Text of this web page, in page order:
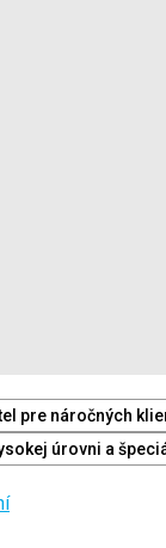
pre náročných
úrovni a